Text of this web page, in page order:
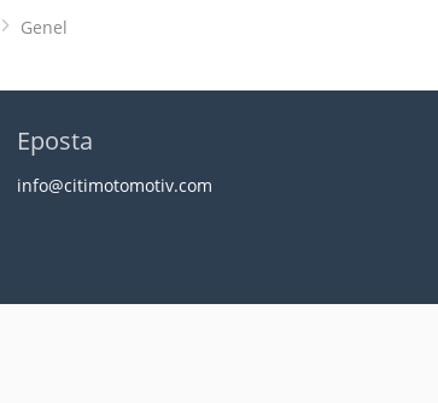
Genel
Eposta
info@citimotomotiv.com